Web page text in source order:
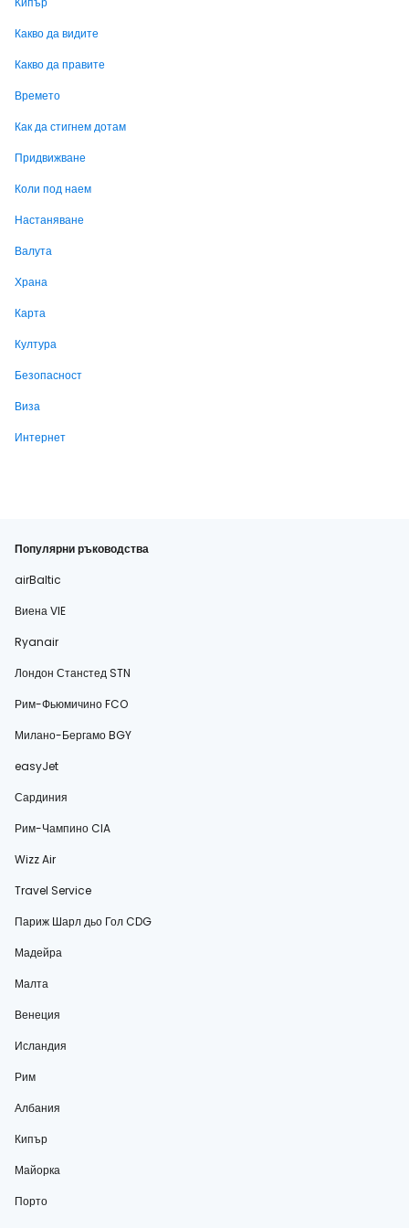
Какво да видите
Какво да правите
Времето
Как да стигнем дотам
Придвижване
Коли под наем
Настаняване
Валута
Храна
Карта
Култура
Безопасност
Виза
Интернет
Популярни ръководства
airBaltic
Виена VIE
Ryanair
Лондон Станстед STN
Рим-Фьюмичино FCO
Милано-Бергамо BGY
easyJet
Сардиния
Рим-Чампино CIA
Wizz Air
Travel Service
Париж Шарл дьо Гол CDG
Мадейра
Малта
Венеция
Исландия
Рим
Албания
Кипър
Майорка
Порто